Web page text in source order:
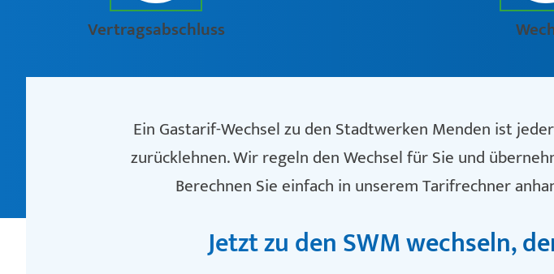
Vertragsabschluss
Ein Gastarif-Wechsel zu den Stadtwerken Menden ist
zurücklehnen. Wir regeln den Wechsel für Sie und
Berechnen Sie einfach in unserem Tarifrechner
Jetzt zu den SWM wechseln,